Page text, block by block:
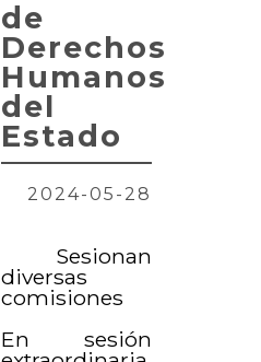
de
Derechos
Humanos
del
Estado
2024-05-28
Sesionan
diversas
comisiones
En sesión